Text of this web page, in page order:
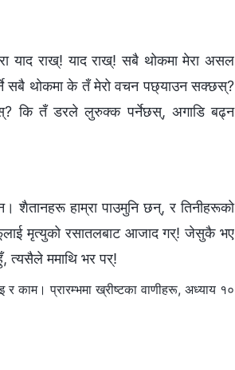
याद राख्! याद राख्! सबै थोकमा मेरा असल
सबै थोकमा के तँ मेरो वचन पछ्याउन सक्छस्?
कि तँ डरले लुरुक्क पर्नेछस्, अगाडि बढ्न
शैतानहरू हाम्रा पाउमुनि छन्, र तिनीहरूको
मृत्युको रसातलबाट आजाद गर्! जेसुकै भए
त्यसैले ममाथि भर पर्!
काम। प्रारम्‍भमा ख्रीष्‍टका वाणीहरू, अध्याय १०